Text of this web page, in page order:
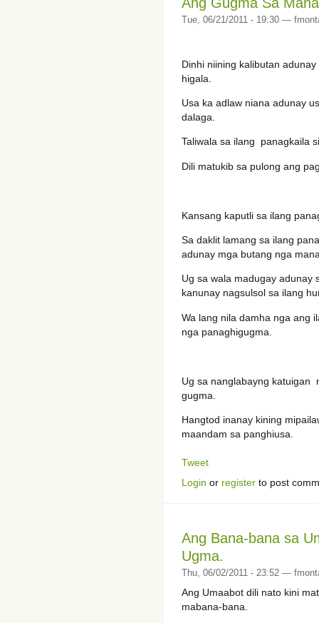
Tue, 06/21/2011 - 19:30 —
Dinhi niining kalibutan
higala.
Usa ka adlaw niana adunay
dalaga.
Taliwala sa ilang panagkaila
Dili matukib sa pulong ang
Kansang kaputli sa ilang
Sa daklit lamang sa ilang
adunay mga butang nga
Ug sa wala madugay adunay
kanunay nagsulsol sa ilang
Wa lang nila damha nga ang
nga panaghigugma.
Ug sa nanglabayng katuigan
gugma.
Hangtod inanay kining
maandam sa panghiusa.
Tweet
Login or register to post
Ang Bana-bana sa
Ugma.
Thu, 06/02/2011 - 23:52 —
Ang Umaabot dili nato kini
mabana-bana.